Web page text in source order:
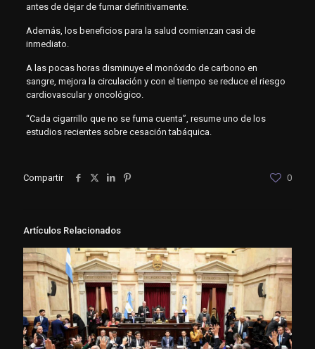
antes de dejar de fumar definitivamente.
Además, los beneficios para la salud comienzan casi de
inmediato.
A las pocas horas disminuye el monóxido de carbono en
sangre, mejora la circulación y con el tiempo se reduce el riesgo
cardiovascular y oncológico.
“Cada cigarrillo que no se fuma cuenta”, resume uno de los
estudios recientes sobre cesación tabáquica.
Compartir 0
Artículos Relacionados